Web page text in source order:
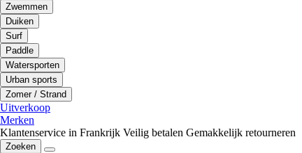
Zwemmen
Duiken
Surf
Paddle
Watersporten
Urban sports
Zomer / Strand
Uitverkoop
Merken
Klantenservice in Frankrijk Veilig betalen Gemakkelijk retourneren
Zoeken